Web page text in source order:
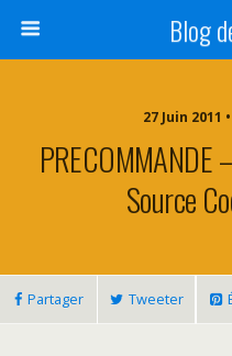
Blog
27 Juin 2011
Source
Partager Tweeter